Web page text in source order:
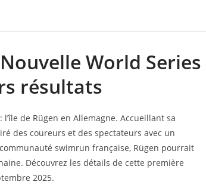
World Series
résultats
de Rügen en Allemagne. Accueillant sa
des coureurs et des spectateurs avec un
swimrun française, Rügen pourrait
Découvrez les détails de cette première
2025.